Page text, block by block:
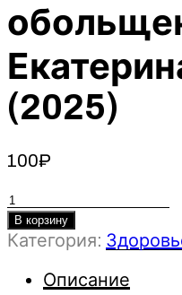
(2025)
100₽
Количество
товара
Оральное
2.0
В корзину
Категория:
Описание